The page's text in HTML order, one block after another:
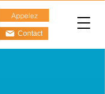
Appelez
Contact